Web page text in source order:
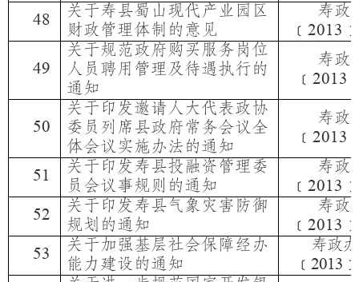
48
关于寿县蜀山现代产业园区
财政管理体制的意见
寿政
﹝ 2013 ﹞
49
关于规范政府购买服务岗位
人员聘用管理及待遇执行的
通知
寿政
﹝ 2013
50
关于印发邀请人大代表政协
委员列席县政府常务会议全
体会议实施办法的通知
寿政
﹝ 2013
51
关于印发寿县投融资管理委
员会议事规则的通知
寿政
﹝ 2013 ﹞
52
关于印发寿县气象灾害防御
规划的通知
寿政
﹝ 2013 ﹞
53
关于加强基层社会保障经办
能力建设的通知
寿政
﹝ 2013 ﹞